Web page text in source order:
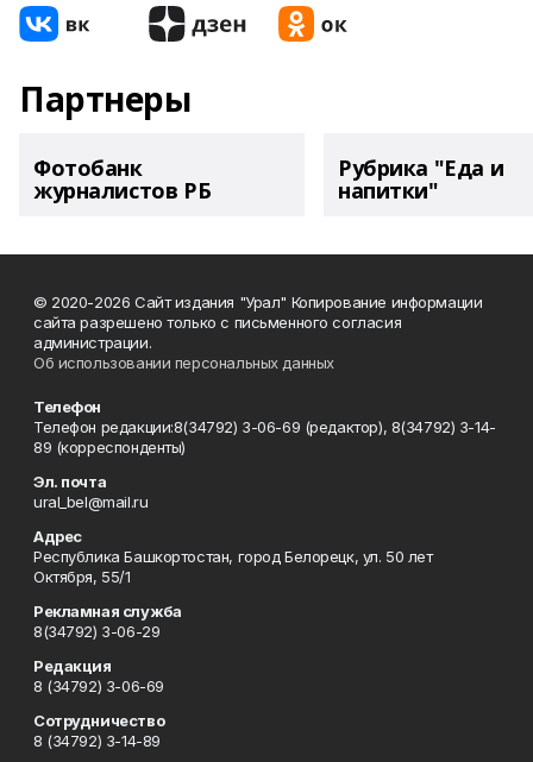
Партнеры
Фотобанк
журналистов РБ
Рубрика "Еда и
напитки"
© 2020-2026 Сайт издания "Урал" Копирование информации
сайта разрешено только с письменного согласия
администрации.
Об использовании персональных данных
Телефон
Телефон редакции:8(34792) 3-06-69 (редактор), 8(34792) 3-14-
89 (корреспонденты)
Эл. почта
ural_bel@mail.ru
Адрес
Республика Башкортостан, город Белорецк, ул. 50 лет
Октября, 55/1
Рекламная служба
8(34792) 3-06-29
Редакция
8 (34792) 3-06-69
Сотрудничество
8 (34792) 3-14-89